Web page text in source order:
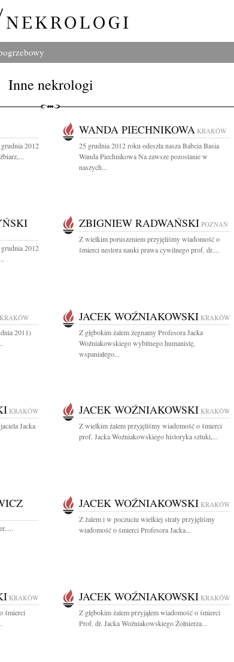
Inne nekrologi
grudnia 2012
WANDA PIECHNIKOWA KRAKÓW
25 grudnia 2012 roku odeszła nasza Babcia Basia
Wanda Piechnikowa Na zawsze pozostanie w
naszych...
2012
ZBIGNIEW RADWAŃSKI POZNAŃ
Z wielkim poruszeniem przyjęliśmy wiadomość o
śmierci nestora nauki prawa cywilnego prof. dr....
KRAKÓW
2011)
JACEK WOŹNIAKOWSKI KRAKÓW
Z głębokim żalem żegnamy Profesora Jacka
Woźniakowskiego wybitnego humanistę,
wspaniałego...
KRAKÓW
Jacka
JACEK WOŹNIAKOWSKI KRAKÓW
Z wielkim żalem przyjęliśmy wiadomość o śmierci
prof. Jacka Woźniakowskiego historyka sztuki,...
JACEK WOŹNIAKOWSKI KRAKÓW
Z żalem i w poczuciu wielkiej straty przyjęliśmy
wiadomość o śmierci Profesora Jacka...
KRAKÓW
śmierci
JACEK WOŹNIAKOWSKI KRAKÓW
Z głębokim żalem przyjąłem wiadomość o śmierci
Prof. dr. Jacka Woźniakowskiego Żołnierza...